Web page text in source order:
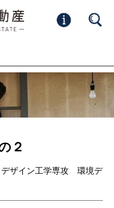
２
ザイン工学専攻 環境デ